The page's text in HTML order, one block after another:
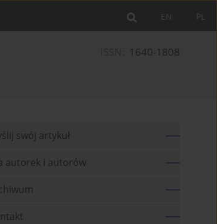
PL
EN
1640-1808
swój artykuł
autorek i autorów